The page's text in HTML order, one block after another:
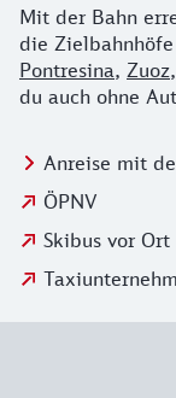
Mit der Bahn
die Zielbahnhöfe
Pontresina, Zuoz,
du auch ohne
Anreise mit
ÖPNV
Skibus vor Ort